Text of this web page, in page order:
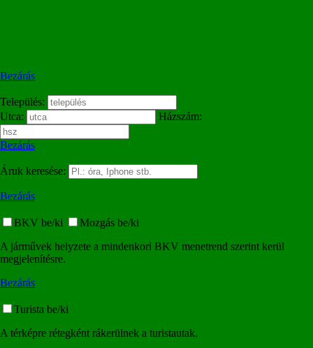
Bezárás
Település:
Utca:
Házszám:
Bezárás
Áruk keresése:
Bezárás
BKV be/ki
Mozgás be/ki
A járművek helyzete a mindenkori BKV menetrend szerint kerül
megjelenítésre.
Bezárás
Turista be/ki
A térképre rétegként rákerülnek a turistautak.